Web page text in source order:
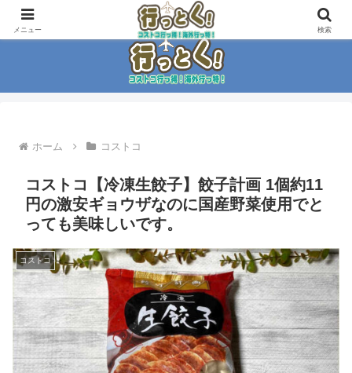
コストコ大好き家族がイチ押商品紹介！！
ホーム コストコ
コストコ【冷凍生餃子】餃子計画 1個約11
円の激安ギョウザなのに国産野菜使用でと
っても美味しいです。
コストコ
メニュー 検索